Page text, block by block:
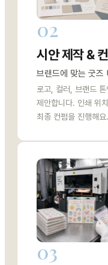
02
시안 제작 &
브랜드에 맞는 굿즈
로고, 컬러, 브랜드
제안합니다. 인쇄 위
최종 컨펌을 진행해요.
03